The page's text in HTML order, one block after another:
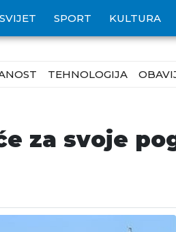
SVIJET SPORT KULTURA
TEHNOLOGIJA
za svoje